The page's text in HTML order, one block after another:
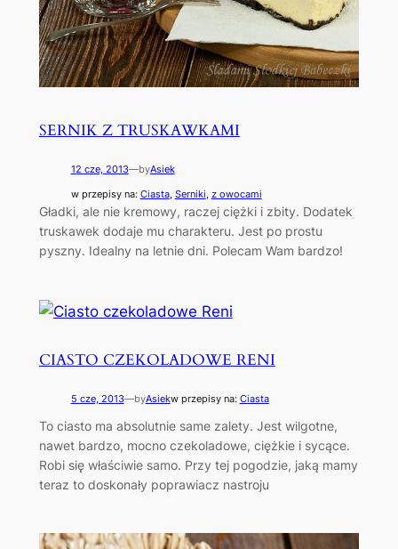
SERNIK Z TRUSKAWKAMI
12 cze, 2013—byAsiek
w przepisy na: Ciasta, Serniki, z owocami
Gładki, ale nie kremowy, raczej ciężki i zbity. Dodatek
truskawek dodaje mu charakteru. Jest po prostu
pyszny. Idealny na letnie dni. Polecam Wam bardzo!
CIASTO CZEKOLADOWE RENI
5 cze, 2013—byAsiekw przepisy na: Ciasta
To ciasto ma absolutnie same zalety. Jest wilgotne,
nawet bardzo, mocno czekoladowe, ciężkie i sycące.
Robi się właściwie samo. Przy tej pogodzie, jaką mamy
teraz to doskonały poprawiacz nastroju